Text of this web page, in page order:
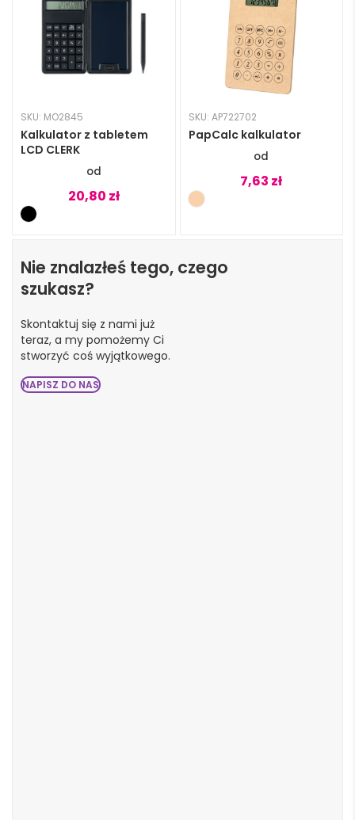
SKU: MO2845
Kalkulator z tabletem
LCD CLERK
20,80 zł
SKU: AP722702
PapCalc kalkulator
7,63 zł
Nie znalazłeś tego, czego
szukasz?
Skontaktuj się z nami już
teraz, a my pomożemy Ci
stworzyć coś wyjątkowego.
NAPISZ DO NAS